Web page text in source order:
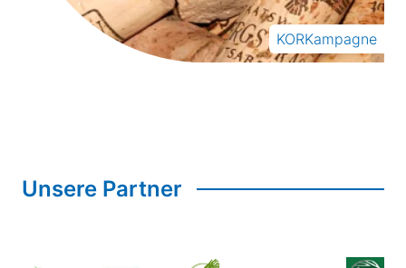
KORKampagne
Unsere Partner